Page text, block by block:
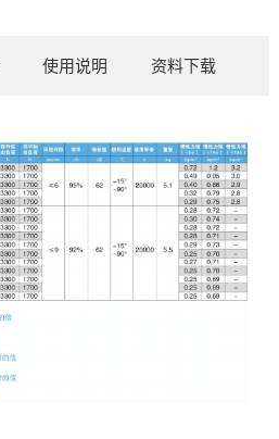
使用说明 资料下载